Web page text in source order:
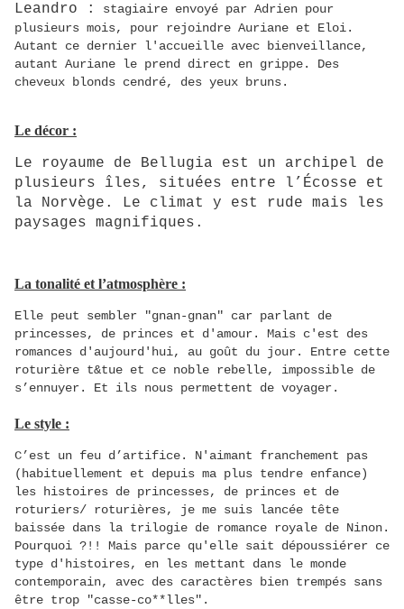
Leandro :
stagiaire envoyé par Adrien pour
plusieurs mois, pour rejoindre Auriane et Eloi.
Autant ce dernier l'accueille avec bienveillance,
autant Auriane le prend direct en grippe. Des
cheveux blonds cendré, des yeux bruns.
Le décor :
Le royaume de Bellugia est un archipel de
plusieurs îles, situées entre l’Écosse et
la Norvège. Le climat y est rude mais les
paysages magnifiques .
La tonalité et l’atmosphère :
Elle peut sembler "gnan-gnan" car parlant de
princesses, de princes et d'amour. Mais c'est des
romances d'aujourd'hui, au goût du jour. Entre cette
roturière t&tue et ce noble rebelle, impossible de
s’ennuyer. Et ils nous permettent de voyager.
Le style :
C’est un feu d’artifice. N'aimant franchement pas
(habituellement et depuis ma plus tendre enfance)
les histoires de princesses, de princes et de
roturiers/ roturières, je me suis lancée tête
baissée dans la trilogie de romance royale de Ninon.
Pourquoi ?!! Mais parce qu'elle sait dépoussiérer ce
type d'histoires, en les mettant dans le monde
contemporain, avec des caractères bien trempés sans
être trop "casse-co**lles".